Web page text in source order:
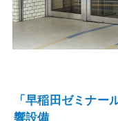
「早稲田ゼミナー
響設備